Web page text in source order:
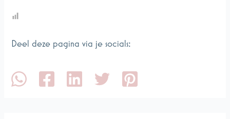
Deel deze pagina via je socials: